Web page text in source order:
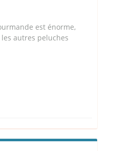
est énorme,
autres peluches